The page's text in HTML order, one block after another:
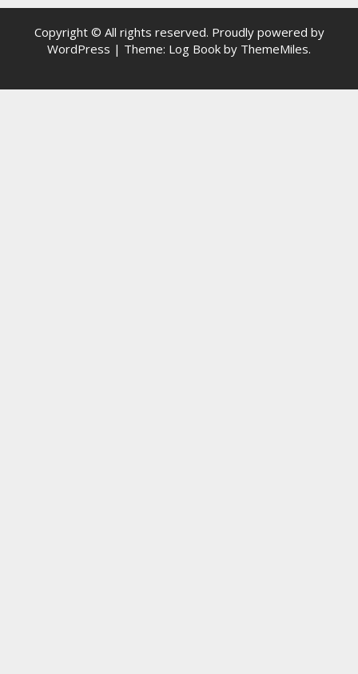
Copyright © All rights reserved. Proudly powered by
WordPress | Theme: Log Book by ThemeMiles.